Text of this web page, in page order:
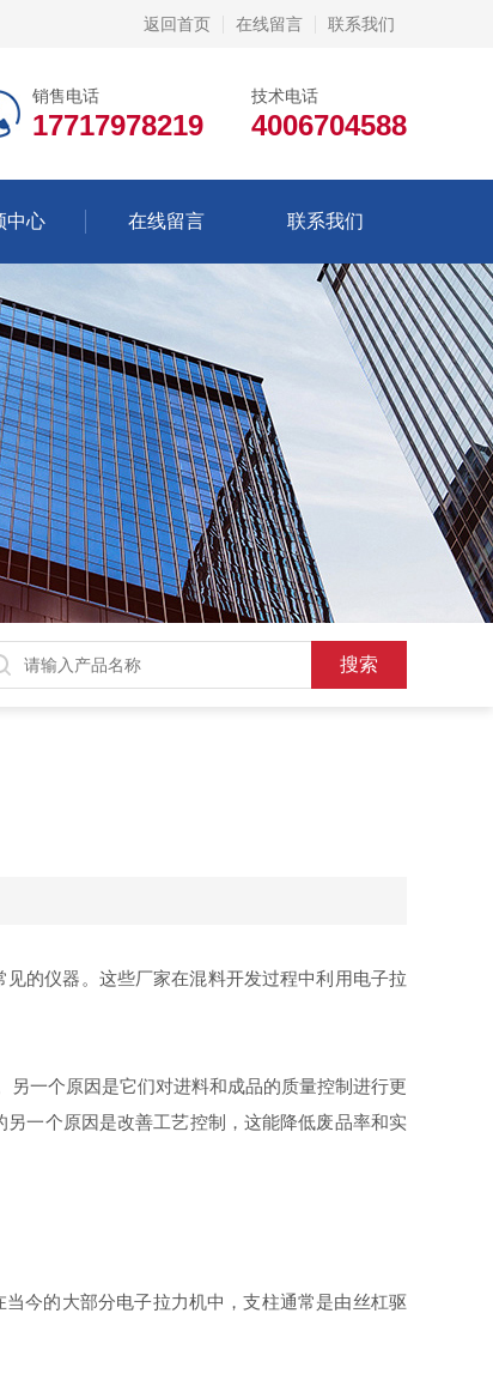
返回首页 在线留言 联系我们
销售电话
17717978219
技术电话
4006704588
中心 在线留言 联系我们
的仪器。这些厂家在混料开发过程中利用电子拉
一个原因是它们对进料和成品的质量控制进行更
一个原因是改善工艺控制，这能降低废品率和实
今的大部分电子拉力机中，支柱通常是由丝杠驱